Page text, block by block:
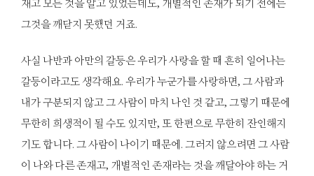
재고 모든 것을 알고 있었는데도, 개별적인 존재가 되기 전에는
그것을 깨닫지 못했던 거죠.
사실 나반과 아만의 갈등은 우리가 사랑을 할 때 흔히 일어나는
갈등이라고도 생각해요. 우리가 누군가를 사랑하면, 그 사람과
내가 구분되지 않고 그 사람이 마치 나인 것 같고, 그렇기 때문에
무한히 희생적이 될 수도 있지만, 또 한편으로 무한히 잔인해지
기도 합니다. 그 사람이 나이기 때문에. 그러지 않으려면 그 사람
이 나와 다른 존재고, 개별적인 존재라는 것을 깨달아야 하는 거